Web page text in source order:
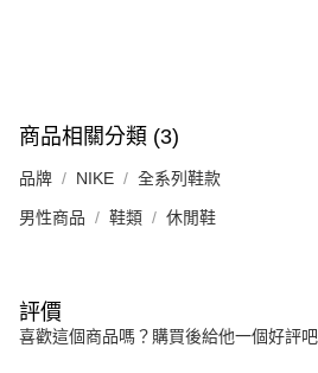
商品相關分類 (3)
品牌 NIKE 全系列鞋款
男性商品 鞋類 休閒鞋
評價
喜歡這個商品嗎？購買後給他一個好評吧